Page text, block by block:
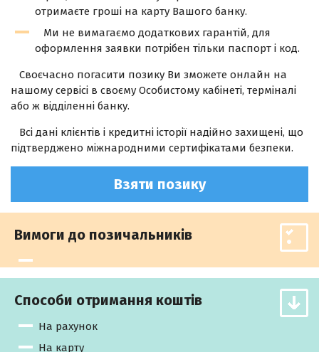
отримаєте гроші на карту Вашого банку.
Ми не вимагаємо додаткових гарантій, для
оформлення заявки потрібен тільки паспорт і код.
Своєчасно погасити позику Ви зможете онлайн на
нашому сервісі в своєму Особистому кабінеті, терміналі
або ж відділенні банку.
Всі дані клієнтів і кредитні історії надійно захищені, що
підтверджено міжнародними сертифікатами безпеки.
Взяти позику
Вимоги до позичальників
Способи отримання коштів
На рахунок
На карту